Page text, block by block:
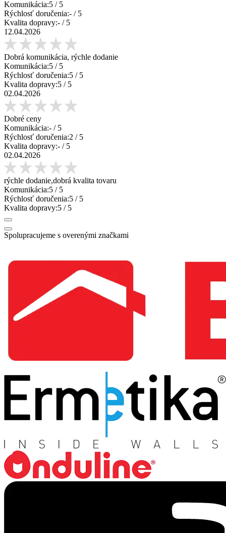
Komunikácia:5 / 5
Rýchlosť doručenia:- / 5
Kvalita dopravy:- / 5
12.04.2026
Dobrá komunikácia, rýchle dodanie
Komunikácia:5 / 5
Rýchlosť doručenia:5 / 5
Kvalita dopravy:5 / 5
02.04.2026
Dobré ceny
Komunikácia:- / 5
Rýchlosť doručenia:2 / 5
Kvalita dopravy:- / 5
02.04.2026
rýchle dodanie,dobrá kvalita tovaru
Komunikácia:5 / 5
Rýchlosť doručenia:5 / 5
Kvalita dopravy:5 / 5
Spolupracujeme s overenými značkami